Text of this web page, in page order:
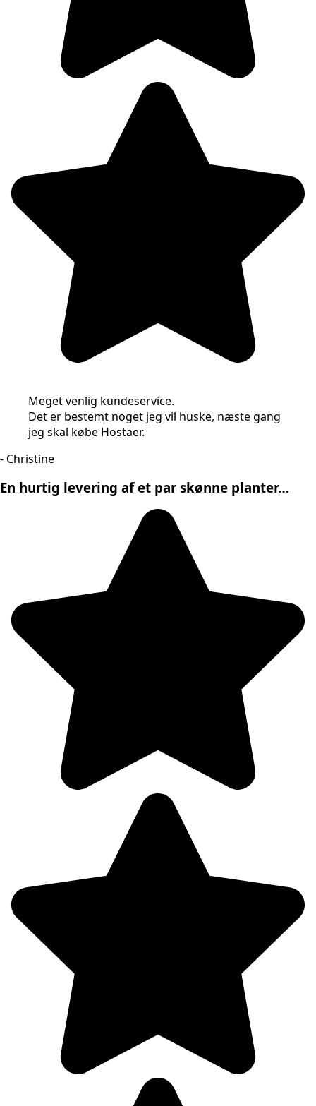
Meget venlig kundeservice.
Det er bestemt noget jeg vil huske, næste gang
jeg skal købe Hostaer.
- Christine
En hurtig levering af et par skønne planter…